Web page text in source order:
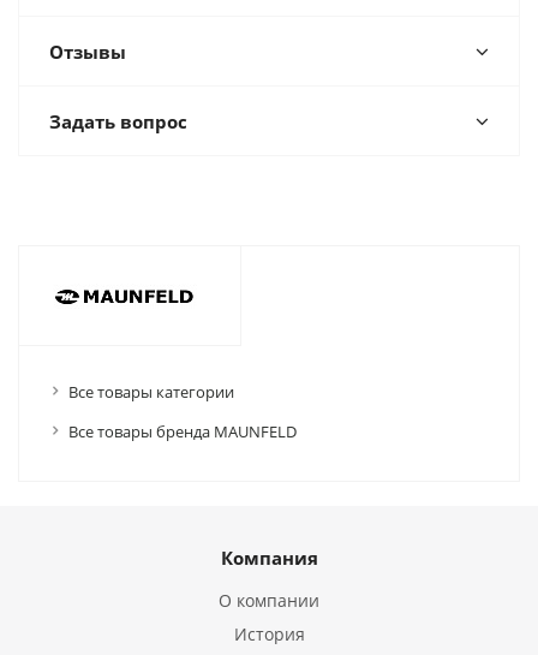
Отзывы
Задать вопрос
Все товары категории
Все товары бренда MAUNFELD
Компания
О компании
История